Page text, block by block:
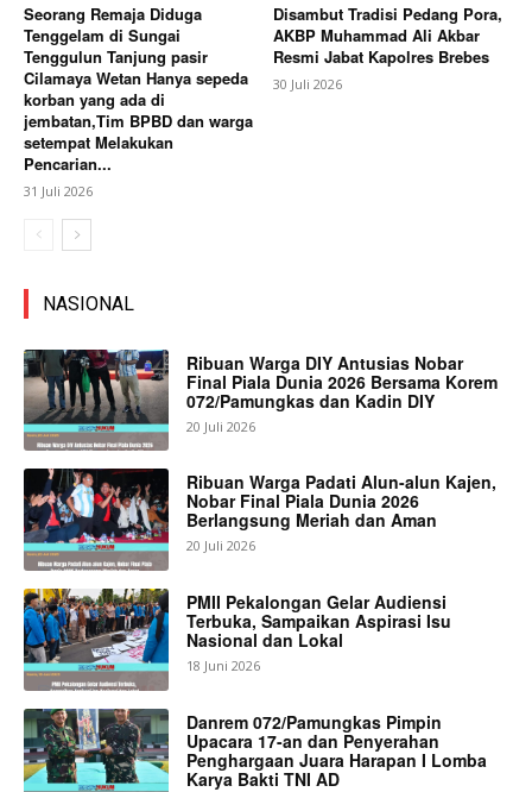
Seorang Remaja Diduga
Tenggelam di Sungai
Tenggulun Tanjung pasir
Cilamaya Wetan Hanya sepeda
korban yang ada di
jembatan,Tim BPBD dan warga
setempat Melakukan
Pencarian...
31 Juli 2026
Disambut Tradisi Pedang Pora,
AKBP Muhammad Ali Akbar
Resmi Jabat Kapolres Brebes
30 Juli 2026
NASIONAL
Ribuan Warga DIY Antusias Nobar
Final Piala Dunia 2026 Bersama Korem
072/Pamungkas dan Kadin DIY
20 Juli 2026
Ribuan Warga Padati Alun-alun Kajen,
Nobar Final Piala Dunia 2026
Berlangsung Meriah dan Aman
20 Juli 2026
PMII Pekalongan Gelar Audiensi
Terbuka, Sampaikan Aspirasi Isu
Nasional dan Lokal
18 Juni 2026
Danrem 072/Pamungkas Pimpin
Upacara 17-an dan Penyerahan
Penghargaan Juara Harapan I Lomba
Karya Bakti TNI AD